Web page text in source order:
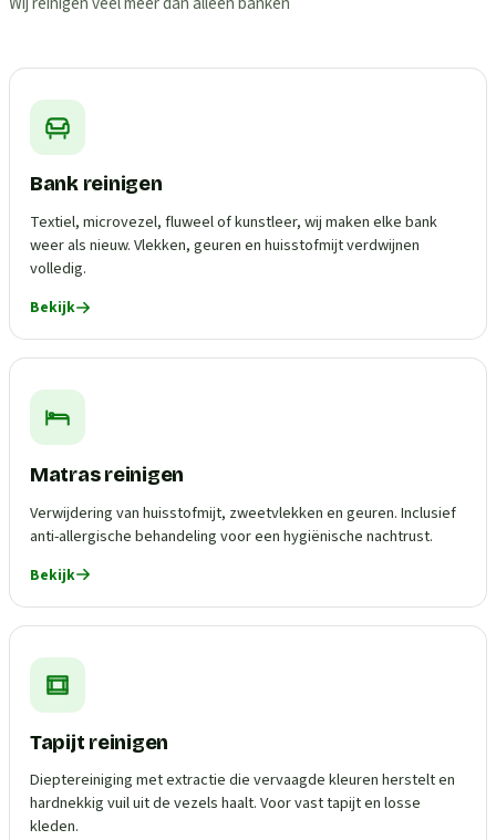
Bank reinigen
Textiel, microvezel, fluweel of kunstleer, wij maken elke bank
weer als nieuw. Vlekken, geuren en huisstofmijt verdwijnen
volledig.
Bekijk
Matras reinigen
Verwijdering van huisstofmijt, zweetvlekken en geuren. Inclusief
anti-allergische behandeling voor een hygiënische nachtrust.
Bekijk
Tapijt reinigen
Dieptereiniging met extractie die vervaagde kleuren herstelt en
hardnekkig vuil uit de vezels haalt. Voor vast tapijt en losse
kleden.